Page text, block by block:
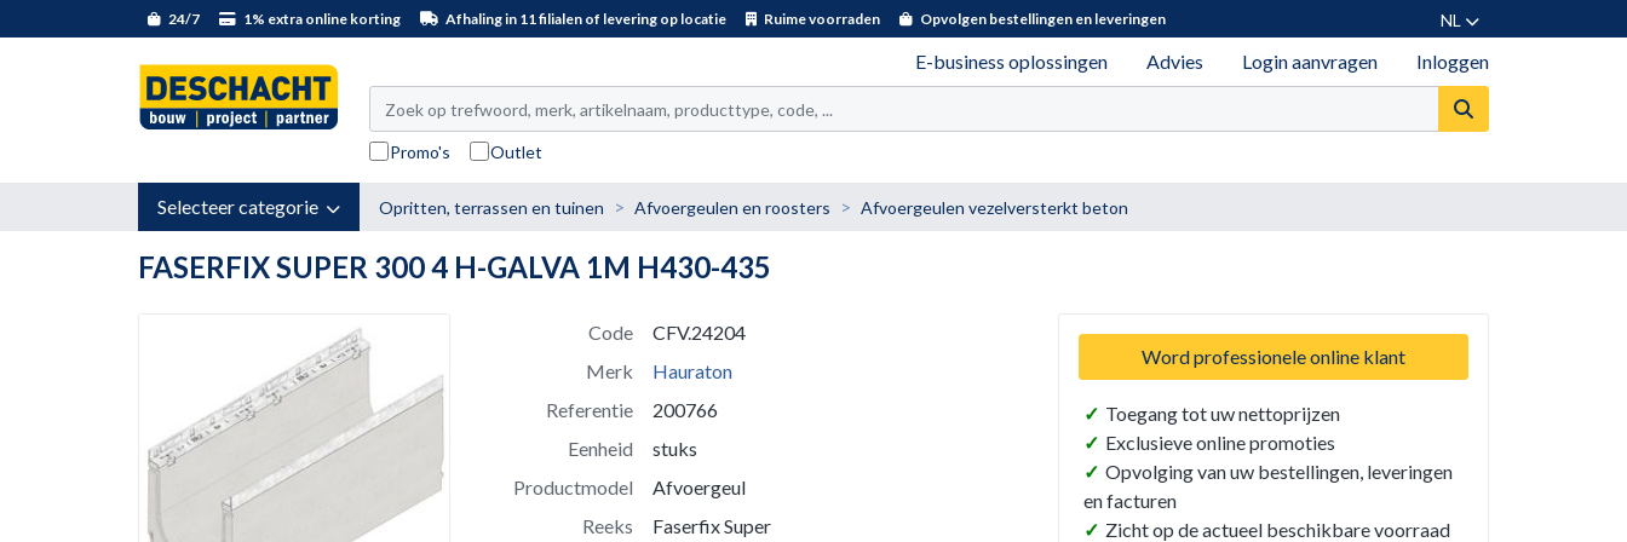
24/7 1% extra online korting Afhaling in 11 filialen of levering op locatie Ruime voorraden Opvolgen bestellingen en leveringen NL
E-business oplossingen Advies Login aanvragen Inloggen
Promo's Outlet
Selecteer categorie Opritten, terrassen en tuinen Afvoergeulen en roosters Afvoergeulen vezelversterkt beton
FASERFIX SUPER 300 4 H-GALVA 1M H430-435
Code
CFV.24204
Merk
Hauraton
Referentie
200766
Eenheid
stuks
Productmodel
Afvoergeul
Reeks
Faserfix Super
Word professionele online klant
✓ Toegang tot uw nettoprijzen
✓ Exclusieve online promoties
✓ Opvolging van uw bestellingen, leveringen
en facturen
✓ Zicht op de actueel beschikbare voorraad